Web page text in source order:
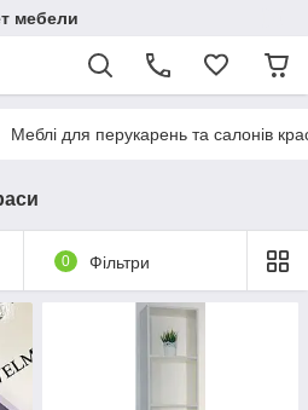
мебели
Меблі для перукарень та салонів
0 Фільтри